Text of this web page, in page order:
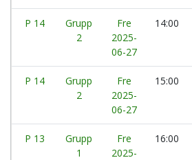
P 14
Grupp
2
Fre
2025-
06-27
14:00
P 14
Grupp
2
Fre
2025-
06-27
15:00
P 13
Grupp
1
Fre
2025-
16:00